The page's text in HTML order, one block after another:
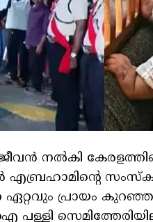
നല്‍കി
ഏറ്റവും പ്രായം
പള്ളി